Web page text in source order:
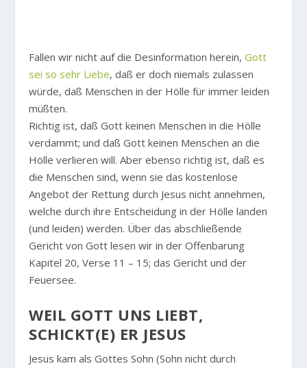
Fallen wir nicht auf die Desinformation herein,Gott
sei so sehr Liebe, daß er doch niemals zulassen
würde, daß Menschen in der Hölle für immer leiden
müßten.
Richtig ist, daß Gott keinen Menschen in die Hölle
verdammt; und daß Gott keinen Menschen an die
Hölle verlieren will. Aber ebenso richtig ist, daß es
die Menschen sind, wenn sie das kostenlose
Angebot der Rettung durch Jesus nicht annehmen,
welche durch ihre Entscheidung in der Hölle landen
(und leiden) werden. Über das abschließende
Gericht von Gott lesen wir in der Offenbarung
Kapitel 20, Verse 11 – 15; das Gericht und der
Feuersee.
WEIL GOTT UNS LIEBT,
SCHICKT(E) ER JESUS
Jesus kam als Gottes Sohn (Sohn nicht durch